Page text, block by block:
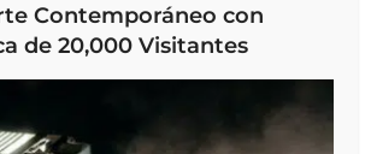
Contemporáneo con
de 20,000 Visitantes